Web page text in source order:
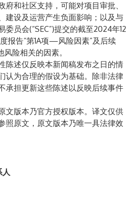
府和社区支持，可能对项目审批、
建设及运营产生负面影响；以及与
员会(“SEC”)提交的截至2024年12
报告“第1A项—风险因素”及后续
险相关的因素。
陈述仅反映本新闻稿发布之日的情
认为合理的假设为基础。除非法律
承担更新这些陈述以反映后续事件
文版本乃官方授权版本。译文仅供
照原文，原文版本乃唯一具法律效